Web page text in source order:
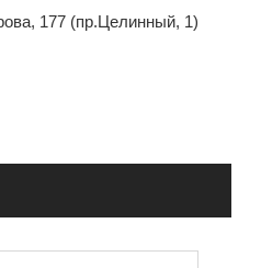
177 (пр.Целинный, 1)